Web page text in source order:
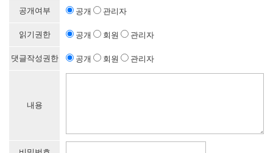
공개여부 공개 관리자
읽기권한 공개 회원 관리자
댓글작성권한 공개 회원 관리자
내용